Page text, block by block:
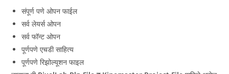
संपूर्ण पणे ओपन फाईल
सर्व लेयर्स ओपन
सर्व फॉन्ट ओपन
पूर्णपणे एचडी साहित्य
पूर्णपणे रिझोल्यूशन फाइल